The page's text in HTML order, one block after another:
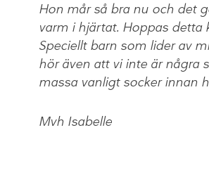
Hon mår så bra nu och det
varm i hjärtat. Hoppas detta
Speciellt barn som lider av
hör även att vi inte är några
massa vanligt socker innan
Mvh Isabelle